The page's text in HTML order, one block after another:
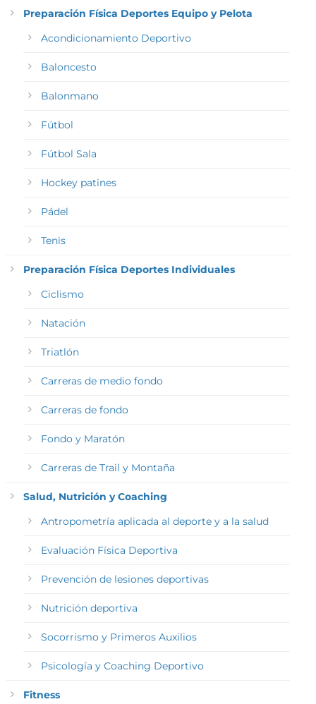
Preparación Física Deportes Equipo y Pelota
Acondicionamiento Deportivo
Baloncesto
Balonmano
Fútbol
Fútbol Sala
Hockey patines
Pádel
Tenis
Preparación Física Deportes Individuales
Ciclismo
Natación
Triatlón
Carreras de medio fondo
Carreras de fondo
Fondo y Maratón
Carreras de Trail y Montaña
Salud, Nutrición y Coaching
Antropometría aplicada al deporte y a la salud
Evaluación Física Deportiva
Prevención de lesiones deportivas
Nutrición deportiva
Socorrismo y Primeros Auxilios
Psicología y Coaching Deportivo
Fitness